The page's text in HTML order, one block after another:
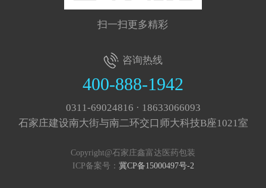
扫一扫更多精彩
咨询热线
400-888-1942
0311-69024816 · 18633066093
石家庄建设南大街与南二环交口师大科技B座1021室
Copyright@石家庄鑫富达医药包装
ICP备案号： 冀CP备15000497号-2